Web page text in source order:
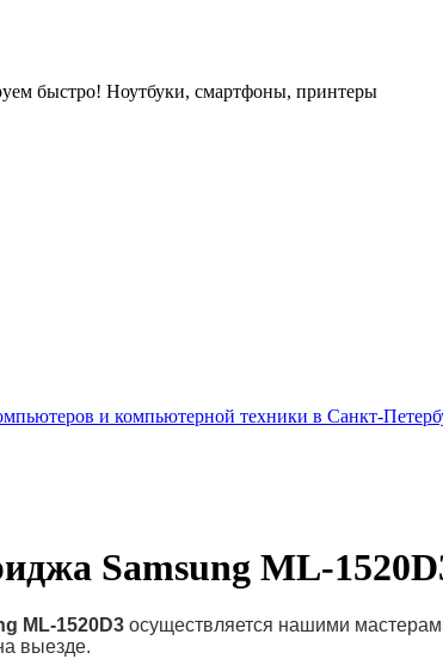
быстро! Ноутбуки, смартфоны, принтеры
и компьютерной техники в Санкт-
Samsung ML-
ML-1520D3 осуществляется нашими
выезде.